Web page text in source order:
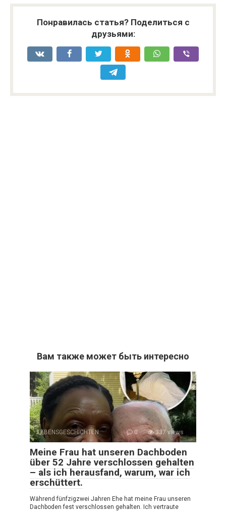
Понравилась статья? Поделиться с
друзьями:
Вам также может быть интересно
LEBENSGESCHICHTEN 0 337 views
Meine Frau hat unseren Dachboden
über 52 Jahre verschlossen gehalten
– als ich herausfand, warum, war ich
erschüttert.
Während fünfzig­zwei Jahren Ehe hat meine Frau unseren
Dachboden fest verschlossen gehalten. Ich vertraute